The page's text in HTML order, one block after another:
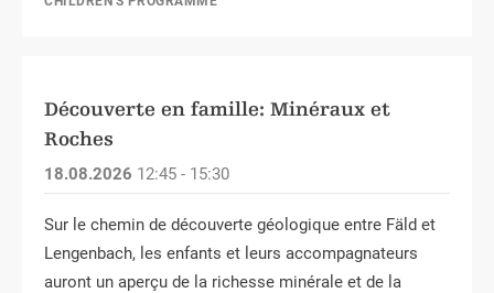
Découverte en famille: Minéraux et
Roches
18.08.2026 12:45 - 15:30
Sur le chemin de découverte géologique entre Fäld et
Lengenbach, les enfants et leurs accompagnateurs
auront un aperçu de la richesse minérale et de la